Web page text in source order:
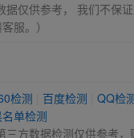
据仅供参考， 我们不保
服。）
检测 百度检测
QQ检
单检测
三方数据检测仅供参考